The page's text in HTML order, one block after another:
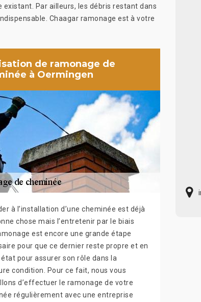
Par ailleurs, les débris restant dans
Chaagar ramonage est à votre
de ramonage de
à Oermingen
à l’installation d’une cheminée est déjà
chose mais l’entretenir par le biais
est encore une grande étape
pour que ce dernier reste propre et en
pour assurer son rôle dans la
condition. Pour ce fait, nous vous
d’effectuer le ramonage de votre
régulièrement avec une entreprise